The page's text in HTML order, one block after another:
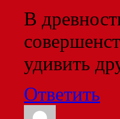
В
удивить
Ответить